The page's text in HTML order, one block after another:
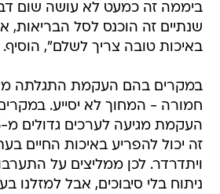
ביממה זה כמעט לא עושה שום
שנתיים זה הוכנס לסל הבריאות,
באיכות טובה צריך לשלם", הוסיף.
במקרים בהם העקמת התגלתה
חמורה - המחוך לא יסייע.
זה יכול להפריע באיכות החיים
ויתדרדר. לכן ממליצים על
ניתוח בלי סיבוכים, אבל למזלנו